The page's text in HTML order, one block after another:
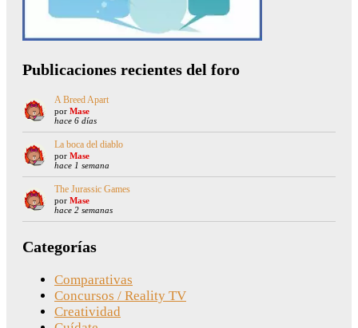
Publicaciones recientes del foro
A Breed Apart
por Mase
hace 6 días
La boca del diablo
por Mase
hace 1 semana
The Jurassic Games
por Mase
hace 2 semanas
Categorías
Comparativas
Concursos / Reality TV
Creatividad